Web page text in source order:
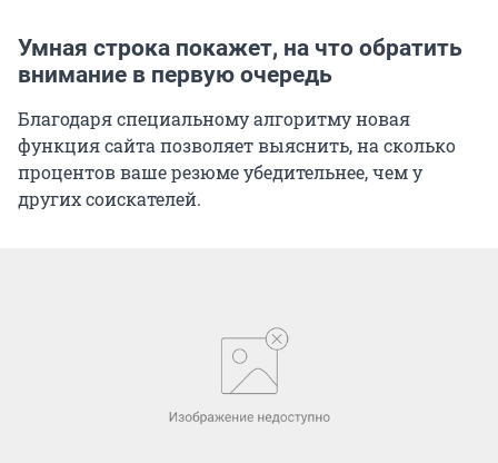
Умная строка покажет, на что обратить
внимание в первую очередь
Благодаря специальному алгоритму новая
функция сайта позволяет выяснить, на сколько
процентов ваше резюме убедительнее, чем у
других соискателей.